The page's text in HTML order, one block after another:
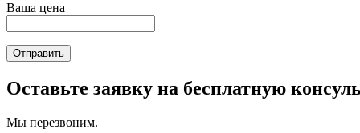
Ваша цена
Отправить
Оставьте заявку на бесплатную
Мы перезвоним.